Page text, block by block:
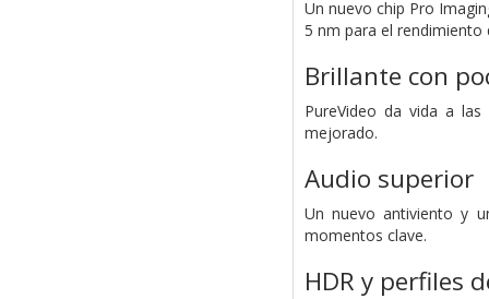
Un nuevo chip Pro
5 nm para el rendimiento
Brillante con
PureVideo da vida a
mejorado.
Audio superior
Un nuevo antiviento y
momentos clave.
HDR y perfiles